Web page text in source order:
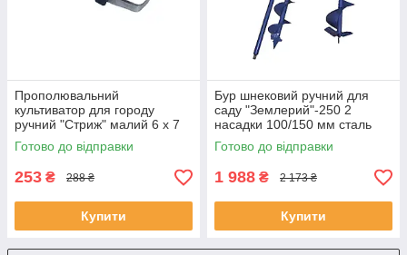
Прополювальний
культиватор для городу
ручний "Стриж" малий 6 х 7
см сталь (SHiz16540)
Готово до відправки
253 ₴ 288 ₴
Купити
Бур шнековий ручний для
саду "Землерий"-250 2
насадки 100/150 мм сталь
(SHiz16740)
Готово до відправки
1 988 ₴ 2 173 ₴
Купити